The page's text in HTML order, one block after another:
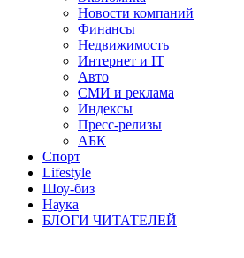
Новости компаний
Финансы
Недвижимость
Интернет и IT
Авто
СМИ и реклама
Индексы
Пресс-релизы
АБК
Спорт
Lifestyle
Шоу-биз
Наука
БЛОГИ ЧИТАТЕЛЕЙ